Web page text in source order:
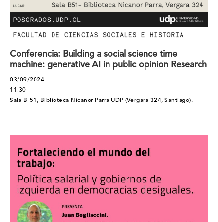
Conferencia: Building a social science time
machine: generative AI in public opinion Research
03/09/2024
11:30
Sala B-51, Biblioteca Nicanor Parra UDP (Vergara 324, Santiago).